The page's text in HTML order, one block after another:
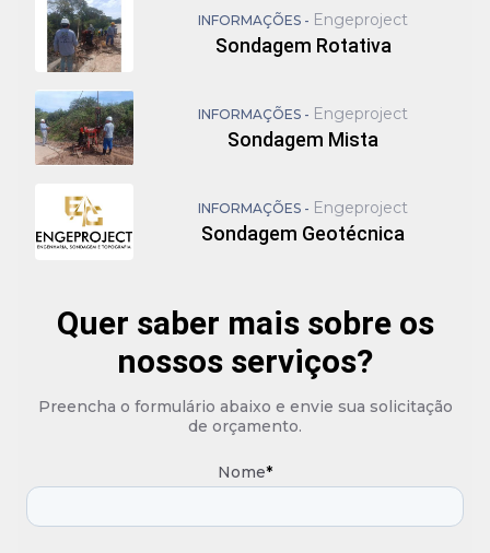
INFORMAÇÕES - Engeproject
Sondagem Rotativa
INFORMAÇÕES - Engeproject
Sondagem Mista
INFORMAÇÕES - Engeproject
Sondagem Geotécnica
Quer saber mais sobre os
nossos serviços?
Preencha o formulário abaixo e envie sua solicitação
de orçamento.
Nome*